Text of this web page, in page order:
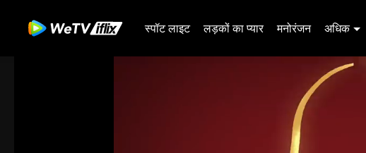
स्पॉट लाइट लड़कों का प्यार मनोरंजन अधिक